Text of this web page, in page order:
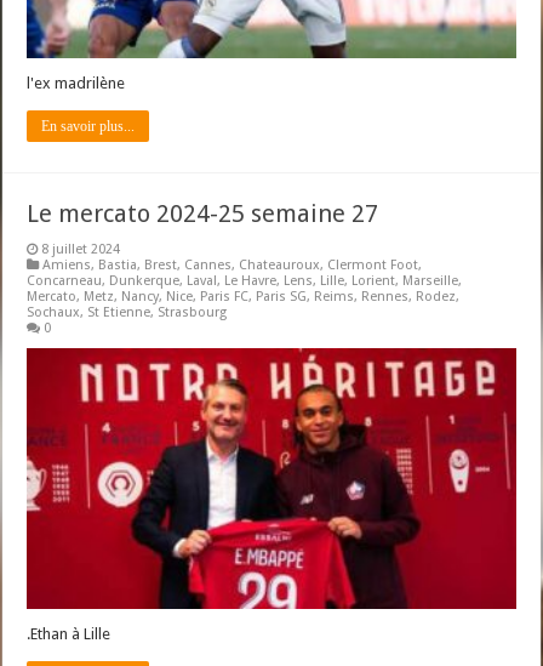
l'ex madrilène
En savoir plus...
Le mercato 2024-25 semaine 27
8 juillet 2024
Amiens, Bastia, Brest, Cannes, Chateauroux, Clermont Foot,
Concarneau, Dunkerque, Laval, Le Havre, Lens, Lille, Lorient, Marseille,
Mercato, Metz, Nancy, Nice, Paris FC, Paris SG, Reims, Rennes, Rodez,
Sochaux, St Etienne, Strasbourg
0
.Ethan à Lille